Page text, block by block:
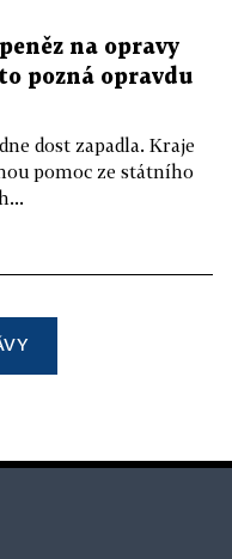
na opravy
pozná opravdu
dost zapadla. Kraje
pomoc ze státního